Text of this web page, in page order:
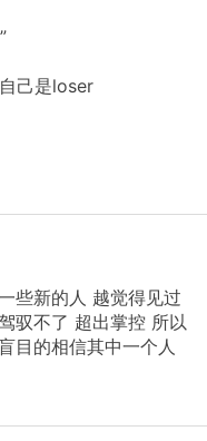
己是loser
些新的人 越觉得见过
驭不了 超出掌控 所以
目的相信其中一个人